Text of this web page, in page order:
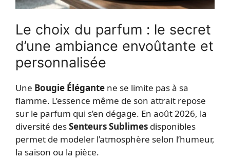
Le choix du parfum : le secret
d’une ambiance envoûtante et
personnalisée
Une Bougie Élégante ne se limite pas à sa
flamme. L’essence même de son attrait repose
sur le parfum qui s’en dégage. En août 2026, la
diversité desSenteurs Sublimes disponibles
permet de modeler l’atmosphère selon l’humeur,
la saison ou la pièce.